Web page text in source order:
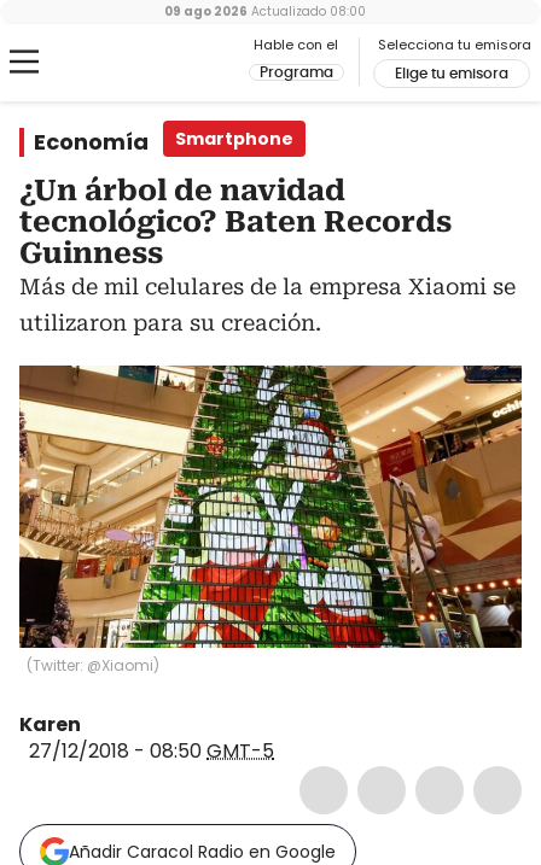
Hable con el
Programa
Selecciona tu emisora
Elige tu emisora
09 ago 2026 Actualizado 08:00
Economía Smartphone
¿Un árbol de navidad
tecnológico? Baten Records
Guinness
Más de mil celulares de la empresa Xiaomi se
utilizaron para su creación.
(Twitter: @Xiaomi)
Karen
27/12/2018 - 08:50GMT-5
Añadir Caracol Radio en Google